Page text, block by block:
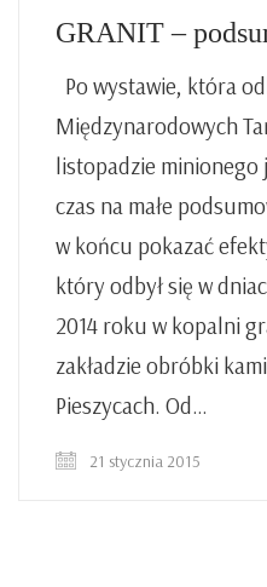
GRANIT –
Po wystawie, która
Międzynarodowych
listopadzie minionego
czas na małe
w końcu pokazać
który odbył się w
2014 roku w kopalni
zakładzie obróbki
Pieszycach. Od…
21 stycznia 2015